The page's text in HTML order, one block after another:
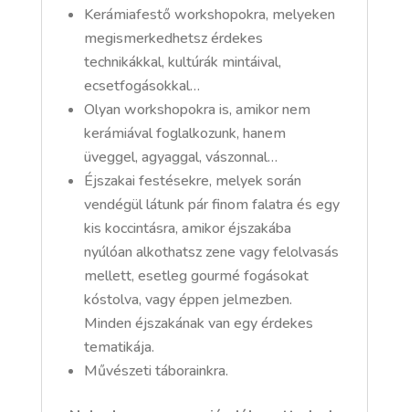
Kerámiafestő workshopokra, melyeken
megismerkedhetsz érdekes
technikákkal, kultúrák mintáival,
ecsetfogásokkal…
Olyan workshopokra is, amikor nem
kerámiával foglalkozunk, hanem
üveggel, agyaggal, vászonnal…
Éjszakai festésekre, melyek során
vendégül látunk pár finom falatra és egy
kis koccintásra, amikor éjszakába
nyúlóan alkothatsz zene vagy felolvasás
mellett, esetleg gourmé fogásokat
kóstolva, vagy éppen jelmezben.
Minden éjszakának van egy érdekes
tematikája.
Művészeti táborainkra.